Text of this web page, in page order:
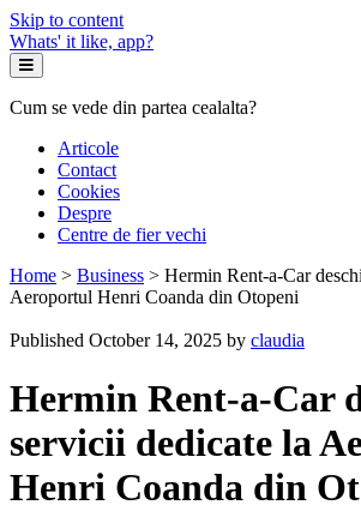
Skip to content
Whats' it like, app?
Cum se vede din partea cealalta?
Articole
Contact
Cookies
Despre
Centre de fier vechi
Home > Business > Hermin Rent-a-Car
Aeroportul Henri Coanda din Otopeni
Published October 14, 2025 by claudia
Hermin Rent-a-Car
servicii dedicate la
Henri Coanda din